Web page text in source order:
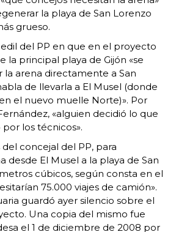
la playa de San Lorenzo
grueso.
del PP en que en el proyecto
la principal playa de Gijón «se
arena directamente a San
de llevarla a El Musel (donde
el nuevo muelle Norte)». Por
«alguien decidió lo que
los técnicos».
concejal del PP, para
desde El Musel a la playa de San
cúbicos, según consta en el
75.000 viajes de camión».
guardó ayer silencio sobre el
Una copia del mismo fue
el 1 de diciembre de 2008 por